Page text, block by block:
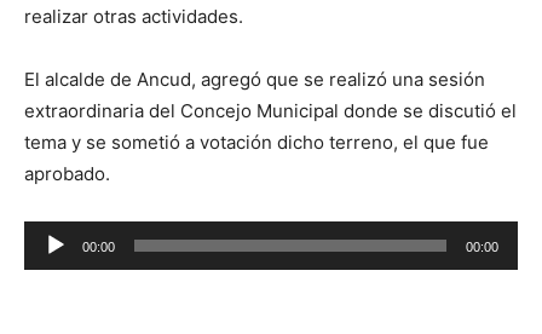
realizar otras actividades.
El alcalde de Ancud, agregó que se realizó una sesión
extraordinaria del Concejo Municipal donde se discutió el
tema y se sometió a votación dicho terreno, el que fue
aprobado.
Reproductor
de
00:00 00:00